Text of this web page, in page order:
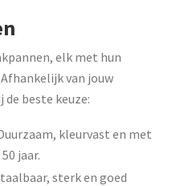
elk met hun
van jouw
de beste keuze:
kleurvast en met
jaar.
sterk en goed